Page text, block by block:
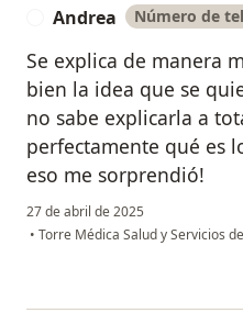
Andrea Número de
Se explica de manera
bien la idea que se
no sabe explicarla a
perfectamente qué es
eso me sorprendió!
27 de abril de 2025
• Torre Médica Salud y Servicios